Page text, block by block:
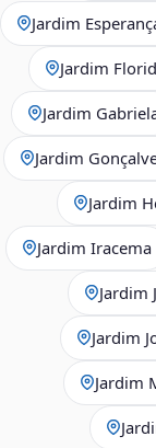
Jardim
Jardim
Jardim
Jardim
Jardim
Jardim Iracema
Jardim
Jardim
Jardim